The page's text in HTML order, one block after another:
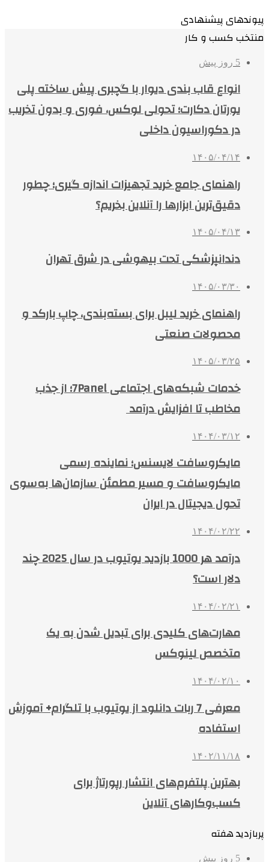
پیوندهای پیشنهادی
منتخب کسب و کار
5 روز پیش
انواع قاب بندی دیوار با گچبری پیش ساخته پلی
یورتان دکارت؛ تحولی لوکس، فوری و بدون تخریب
در دکوراسیون داخلی
۱۴۰۵/۰۴/۱۴
راهنمای جامع خرید تجهیزات اندازه گیری؛ چطور
دقیق‌ترین ابزارها را آنلاین بخریم؟
۱۴۰۵/۰۴/۱۳
دندانپزشکی تحت بیهوشی در شرق تهران
۱۴۰۵/۰۳/۳۰
راهنمای خرید لیبل برای بسته‌بندی، چاپ بارکد و
محصولات صنعتی
۱۴۰۵/۰۳/۲۵
خدمات شبکه‌های اجتماعی 7Panel؛ از جذب
مخاطب تا افزایش درآمد
۱۴۰۴/۰۳/۱۲
مایکروسافت لایسنس؛ نماینده رسمی
مایکروسافت و مسیر مطمئن سازمان‌ها به‌سوی
تحول دیجیتال در ایران
۱۴۰۴/۰۲/۲۲
درآمد هر 1000 بازدید یوتیوب در سال 2025 چند
دلار است؟
۱۴۰۴/۰۲/۲۱
مهارت‌های کلیدی برای تبدیل شدن به یک
متخصص لینوکس
۱۴۰۴/۰۲/۱۰
معرفی 7 ربات دانلود از یوتیوب با تلگرام+ آموزش
استفاده
۱۴۰۲/۱۱/۱۸
بهترین پلتفرم‌های انتشار رپورتاژ برای
کسب‌وکارهای آنلاین
پربازدید هفته
5 روز پیش